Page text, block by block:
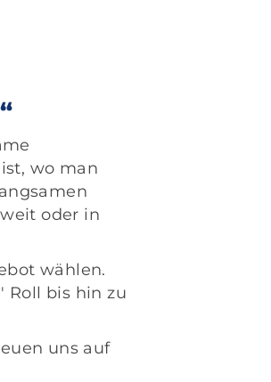
wo man
oder in
wählen.
Roll bis hin zu
uns auf